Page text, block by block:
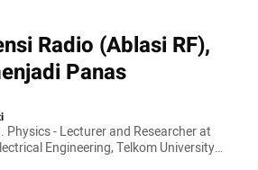
Radio (Ablasi RF),
Panas
Physics - Lecturer and Researcher at
Engineering, Telkom University